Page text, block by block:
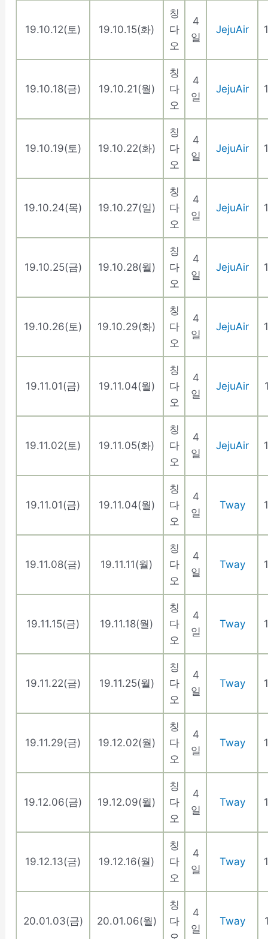
19.10.12(토) 19.10.15(화)
칭
다
오
4
일
JejuAir
19.10.18(금) 19.10.21(월)
칭
다
오
4
일
JejuAir
19.10.19(토) 19.10.22(화)
칭
다
오
4
일
JejuAir
19.10.24(목) 19.10.27(일)
칭
다
오
4
일
JejuAir
19.10.25(금) 19.10.28(월)
칭
다
오
4
일
JejuAir
19.10.26(토) 19.10.29(화)
칭
다
오
4
일
JejuAir
19.11.01(금) 19.11.04(월)
칭
다
오
4
일
JejuAir
19.11.02(토) 19.11.05(화)
칭
다
오
4
일
JejuAir
19.11.01(금) 19.11.04(월)
칭
다
오
4
일
Tway
19.11.08(금) 19.11.11(월)
칭
다
오
4
일
Tway
19.11.15(금) 19.11.18(월)
칭
다
오
4
일
Tway
19.11.22(금) 19.11.25(월)
칭
다
오
4
일
Tway
19.11.29(금) 19.12.02(월)
칭
다
오
4
일
Tway
19.12.06(금) 19.12.09(월)
칭
다
오
4
일
Tway
19.12.13(금) 19.12.16(월)
칭
다
오
4
일
Tway
20.01.03(금) 20.01.06(월)
칭
다
4
일
Tway